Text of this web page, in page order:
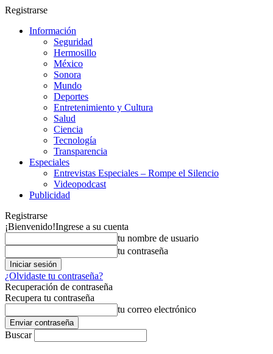
Registrarse
Información
Seguridad
Hermosillo
México
Sonora
Mundo
Deportes
Entretenimiento y Cultura
Salud
Ciencia
Tecnología
Transparencia
Especiales
Entrevistas Especiales – Rompe el Silencio
Videopodcast
Publicidad
Registrarse
¡Bienvenido!Ingrese a su cuenta
tu nombre de usuario
tu contraseña
¿Olvidaste tu contraseña?
Recuperación de contraseña
Recupera tu contraseña
tu correo electrónico
Buscar